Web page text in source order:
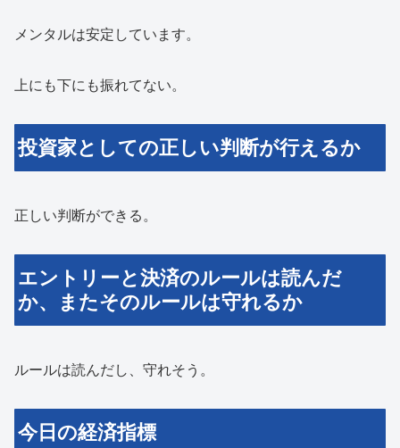
メンタルは安定しています。
上にも下にも振れてない。
投資家としての正しい判断が行えるか
正しい判断ができる。
エントリーと決済のルールは読んだ
か、またそのルールは守れるか
ルールは読んだし、守れそう。
今日の経済指標